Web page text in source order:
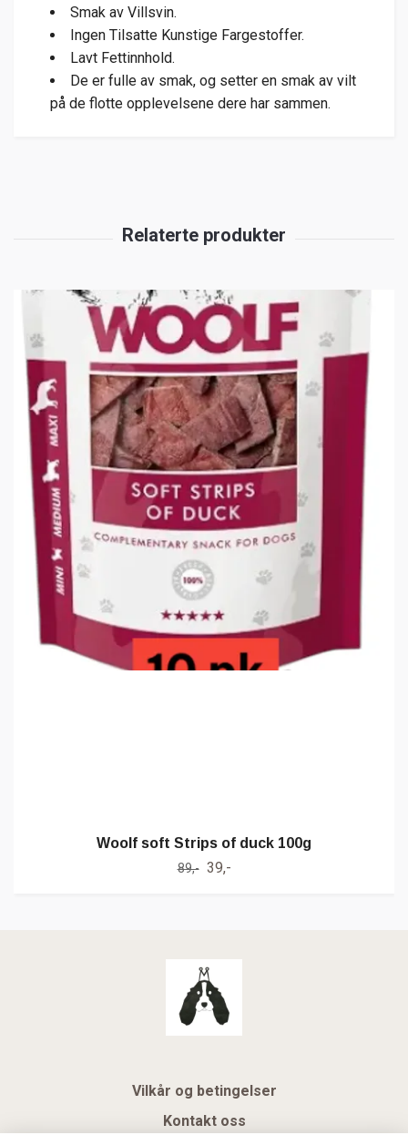
Smak av Villsvin.
Ingen Tilsatte Kunstige Fargestoffer.
Lavt Fettinnhold.
De er fulle av smak, og setter en smak av vilt
på de flotte opplevelsene dere har sammen.
Woolf soft Strips of duck 100g
89,- 39,-
Vilkår og betingelser
Kontakt oss